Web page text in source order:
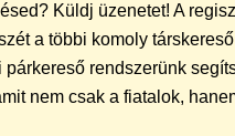
Küldj üzenetet! A
a többi komoly
rendszerünk
nem csak a fiatalok,